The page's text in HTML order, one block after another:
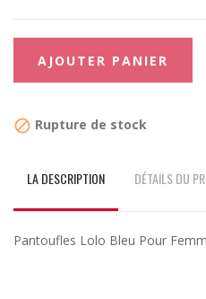
AJOUTER PANIER
 Rupture de stock
LA DESCRIPTION DÉTAILS DU
Pantoufles Lolo Bleu Pour